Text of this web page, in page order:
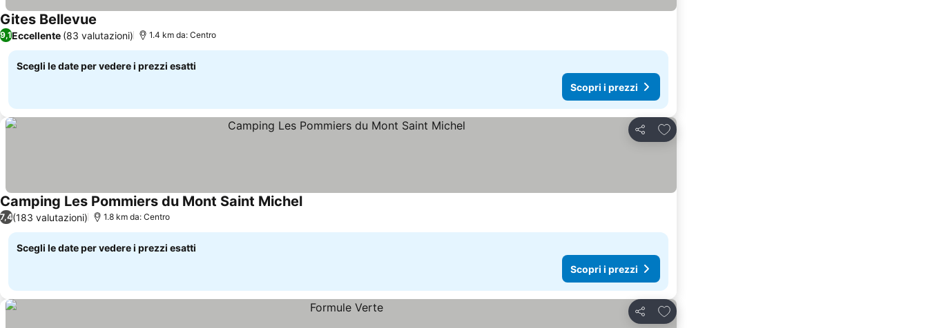
Gites Bellevue Scopri i prezzi
9,1Eccellente (83 valutazioni) 1.4 km da: Centro
Scegli le date per vedere i prezzi esatti
Scopri i prezzi
Condividi
Aggiungi ai preferiti
Camping Les Pommiers du Mont Saint MichelScopri i prezzi
7,4(183 valutazioni) 1.8 km da: Centro
Scegli le date per vedere i prezzi esatti
Scopri i prezzi
Condividi
Aggiungi ai preferiti